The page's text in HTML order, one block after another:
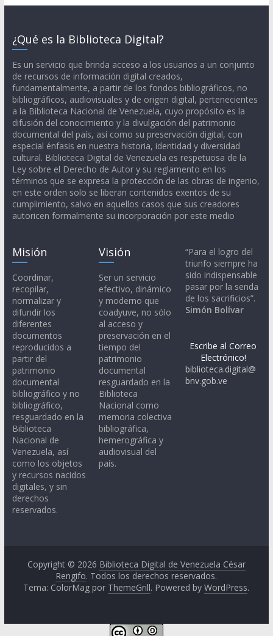
¿Qué es la Biblioteca Digital?
Es un servicio que brinda acceso a los usuarios a un conjunto
de recursos de información digital creados,
fundamentalmente, a partir de los fondos bibliográficos, no
bibliográficos, audiovisuales y de origen digital, pertenecientes
a la Biblioteca Nacional de Venezuela, cuyo propósito es la
difusión del conocimiento y la divulgación del patrimonio
documental del país, así como su preservación digital, con
especial énfasis en nuestra historia, identidad y diversidad
cultural. Biblioteca Digital de Venezuela es respetuosa de la
Ley sobre el Derecho de Autor y su reglamento en los
términos que se expresa la protección de las obras de ingenio,
en este orden solo se liberan contenidos exentos de su
cumplimiento, salvo en aquellos casos que sus creadores
autoricen formalmente su incorporación por este medio
Misión
Coordinar,
recopilar,
normalizar y
difundir los
diferentes
documentos
reproducidos a
partir del
patrimonio
documental
bibliográfico y no
bibliográfico,
resguardado en la
Biblioteca
Nacional de
Venezuela, así
como los objetos
y recursos nacidos
digitales, y sin
derechos
reservados.
Visión
Ser un servicio
efectivo, dinámico
y moderno que
coadyuve, no sólo
al acceso y
preservación en el
tiempo del
patrimonio
documental
resguardado en la
Biblioteca
Nacional como
memoria colectiva
bibliográfica,
hemerográfica y
audiovisual del
país.
“Para el logro del
triunfo siempre ha
sido indispensable
pasar por la senda
de los sacrificios”.
Simón Bolívar
Escribe al Correo
Electrónico!
biblioteca.digital@
bnv.gob.ve
Copyright © 2026 Biblioteca Digital de Venezuela César
Rengifo. Todos los derechos reservados.
Tema: ColorMag por ThemeGrill. Powered byWordPress.